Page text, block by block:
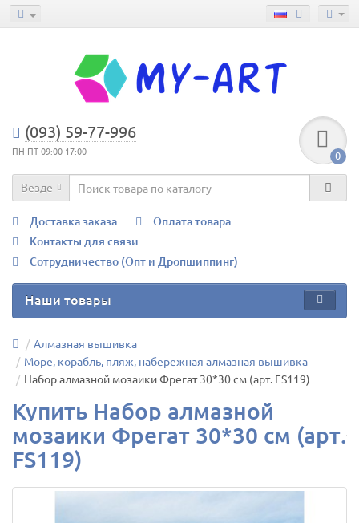
(093) 59-77-996
ПН-ПТ 09:00-17:00 0
Везде
Доставка заказа
Оплата товара
Контакты для связи
Сотрудничество (Опт и Дропшиппинг)
Наши товары
Алмазная вышивка
Море, корабль, пляж, набережная алмазная вышивка
Набор алмазной мозаики Фрегат 30*30 см (арт. FS119)
Купить Набор алмазной
мозаики Фрегат 30*30 см (арт.
FS119)